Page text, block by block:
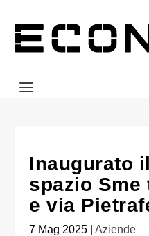
Inaugurato
spazio
e via
7 Mag 2025 |Aziende